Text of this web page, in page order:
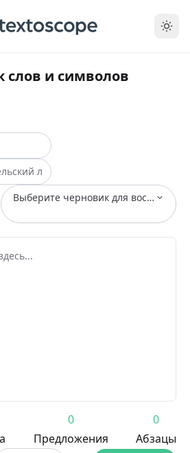
слов и символов
Выберите черновик для
Предложения
0
Абзацы
0